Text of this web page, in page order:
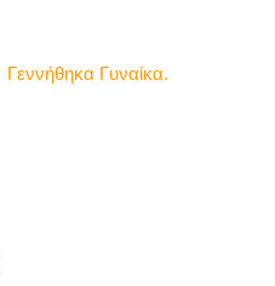
Γεννήθηκα Γυναίκα.